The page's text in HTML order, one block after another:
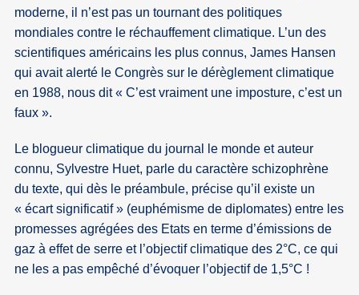
moderne, il n’est pas un tournant des politiques
mondiales contre le réchauffement climatique. L’un des
scientifiques américains les plus connus, James Hansen
qui avait alerté le Congrès sur le dérèglement climatique
en 1988, nous dit « C’est vraiment une imposture, c’est un
faux ».
Le blogueur climatique du journal le monde et auteur
connu, Sylvestre Huet, parle du caractère schizophrène
du texte, qui dès le préambule, précise qu’il existe un
« écart significatif » (euphémisme de diplomates) entre les
promesses agrégées des Etats en terme d’émissions de
gaz à effet de serre et l’objectif climatique des 2°C, ce qui
ne les a pas empêché d’évoquer l’objectif de 1,5°C !